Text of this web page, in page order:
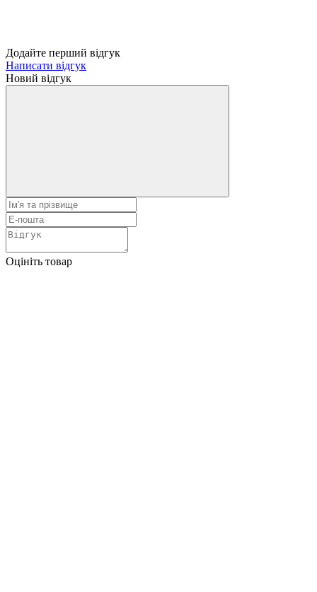
Додайте перший відгук
Написати відгук
Новий відгук
Оцініть товар